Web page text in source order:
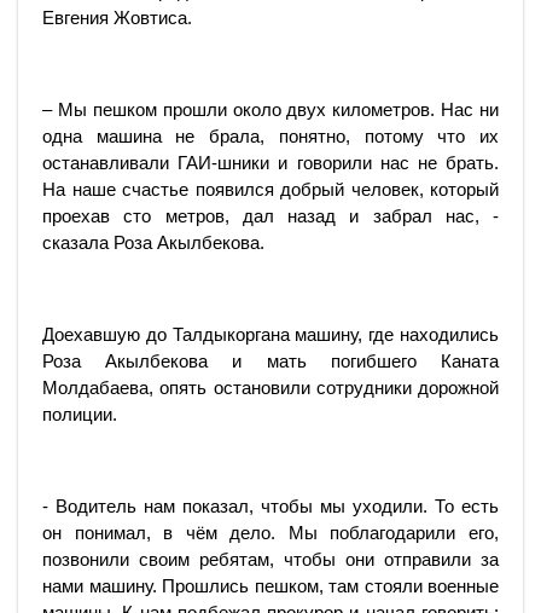
Евгения Жовтиса.
– Мы пешком прошли около двух километров. Нас ни
одна машина не брала, понятно, потому что их
останавливали ГАИ-шники и говорили нас не брать.
На наше счастье появился добрый человек, который
проехав сто метров, дал назад и забрал нас, -
сказала Роза Акылбекова.
Доехавшую до Талдыкоргана машину, где находились
Роза Акылбекова и мать погибшего Каната
Молдабаева, опять остановили сотрудники дорожной
полиции.
- Водитель нам показал, чтобы мы уходили. То есть
он понимал, в чём дело. Мы поблагодарили его,
позвонили своим ребятам, чтобы они отправили за
нами машину. Прошлись пешком, там стояли военные